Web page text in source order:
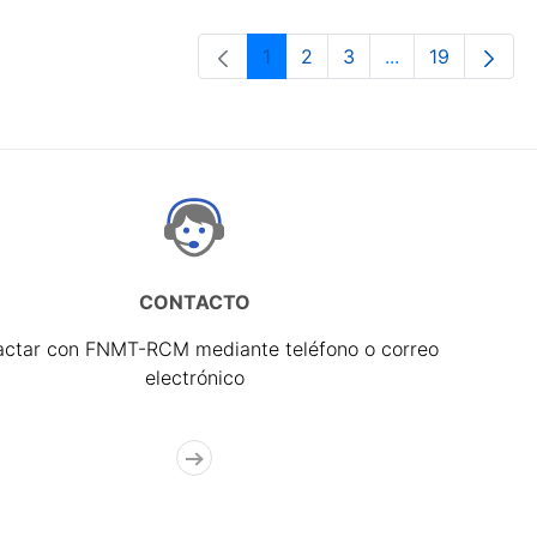
Página
1 Página
2 Página
3 ...PáginasPágina
19
CONTACTO
con FNMT-RCM mediante teléfono o correo
electrónico